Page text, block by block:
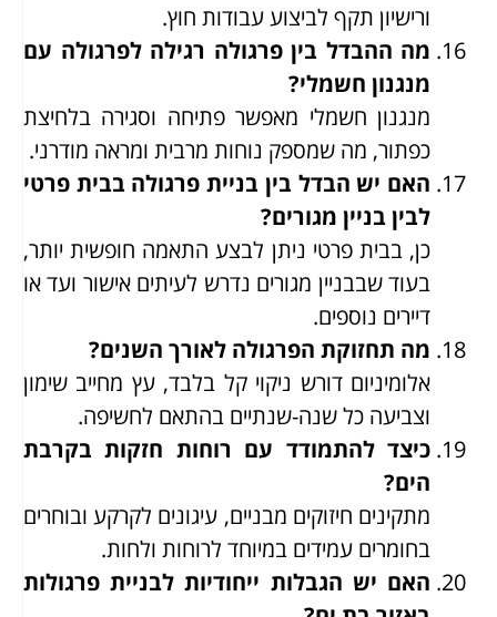
ורישיון תקף לביצוע עבודות חוץ.
מה ההבדל בין פרגולה רגילה לפרגולה עם
מנגנון חשמלי?
מנגנון חשמלי מאפשר פתיחה וסגירה בלחיצת
כפתור, מה שמספק נוחות מרבית ומראה מודרני.
האם יש הבדל בין בניית פרגולה בבית פרטי
לבין בניין מגורים?
כן, בבית פרטי ניתן לבצע התאמה חופשית יותר,
בעוד שבבניין מגורים נדרש לעיתים אישור ועד או
דיירים נוספים.
מה תחזוקת הפרגולה לאורך השנים?
אלומיניום דורש ניקוי קל בלבד, עץ מחייב שימון
וצביעה כל שנה-שנתיים בהתאם לחשיפה.
כיצד להתמודד עם רוחות חזקות בקרבת
הים?
מתקינים חיזוקים מבניים, עיגונים לקרקע ובוחרים
בחומרים עמידים במיוחד לרוחות ולחות.
האם יש הגבלות ייחודיות לבניית פרגולות